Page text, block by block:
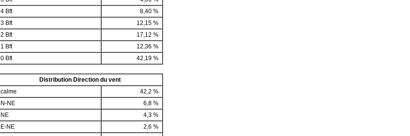
4 Bft
8,40 %
3 Bft
12,15 %
2 Bft
17,12 %
1 Bft
12,36 %
0 Bft
42,19 %
Distribution Direction du vent
calme
42,2 %
N-NE
6,8 %
NE
4,3 %
E-NE
2,6 %